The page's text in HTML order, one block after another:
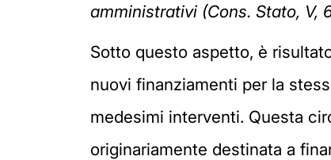
amministrativi (Cons. Stato, V,
Sotto questo aspetto, è
nuovi finanziamenti per la
medesimi interventi. Questa
originariamente destinata a